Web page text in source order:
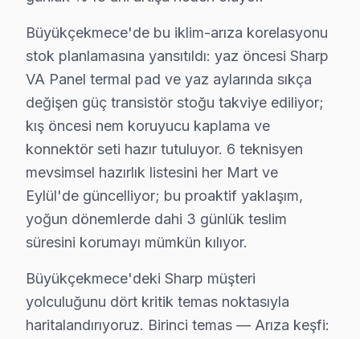
Karaağaç Mahallesi'nde Sharp televizyon bakımı
Kumburgaz'da bu TV TV Servisi
Kumburgaz Mahallesi, doğal güzellikleriyle ünlü bir
Mimarsinan'da Sharp TV Servisi
Mimarsinan Mahallesi’nde Sharp panel tamiri için
Muratbey'de Sharp TV Servisi
Muratbey Mahallesi’nde Sharp televizyonunuz servis
Pınartepe Mahallesi'nde Sharp televizyonunuz tamiri
Sırtköy'de Sharp TV Servisi
Büyükçekmece'de bu iklim-arıza korelasyonu
stok planlamasına yansıtıldı: yaz öncesi Sharp
VA Panel termal pad ve yaz aylarında sıkça
değişen güç transistör stoğu takviye ediliyor;
kış öncesi nem koruyucu kaplama ve
konnektör seti hazır tutuluyor. 6 teknisyen
mevsimsel hazırlık listesini her Mart ve
Eylül'de güncelliyor; bu proaktif yaklaşım,
yoğun dönemlerde dahi 3 günlük teslim
süresini korumayı mümkün kılıyor.
Büyükçekmece'deki Sharp müşteri
yolculuğunu dört kritik temas noktasıyla
haritalandırıyoruz. Birinci temas — Arıza keşfi: